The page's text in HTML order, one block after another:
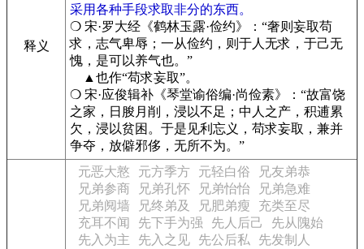
释义
采用各种手段求取非分的东西。
❍ 宋·罗大经《鹤林玉露·俭约》：“奢则妄取苟
求，志气卑辱；一从俭约，则于人无求，于己无
愧，是可以养气也。”
▲也作“苟求妄取”。
❍ 宋·应俊辑补《琴堂谕俗编·尚俭素》：“故富饶
之家，日朘月削，浸以不足；中人之产，积逋累
欠，浸以贫困。于是见利忘义，苟求妄取，兼并
争夺，放僻邪侈，无所不为。”
元恶大憝 元方季方 元轻白俗
兄友弟恭
兄弟参商
兄弟孔怀 兄弟怡怡
兄弟急难
兄弟阋墙
兄终弟及 兄肥弟瘦
充类至尽
充耳不闻
先下手为强 先人后己
先从隗始
先入为主
先入之见 先公后私
先发制人